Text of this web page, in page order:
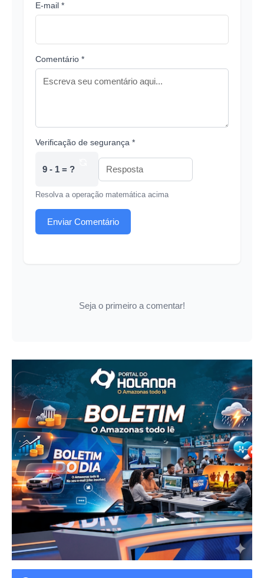
E-mail *
Comentário *
Verificação de segurança *
9 - 1 = ?
Resolva a operação matemática acima
Enviar Comentário
Seja o primeiro a comentar!